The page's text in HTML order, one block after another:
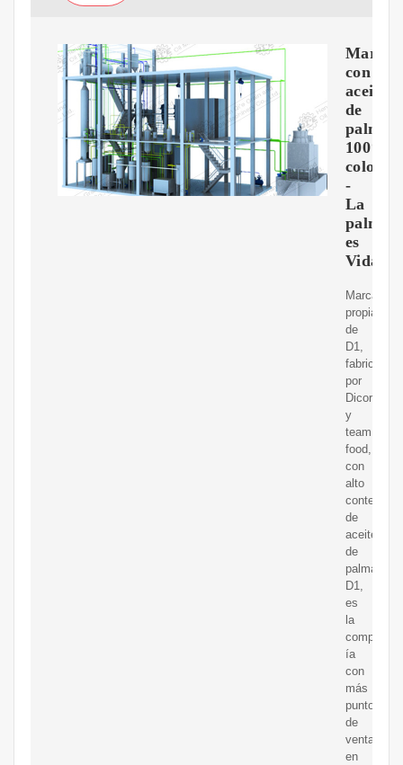
Marcas
con
aceite
de
palma
100%
-
La
palma
es
Vida
Marca
propia
de
D1,
fabricada
por
Dicorp
y
team
food,
con
alto
contenido
de
aceite
de
palma.
D1,
es
la
compa?
ía
con
más
puntos
de
venta
en